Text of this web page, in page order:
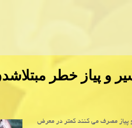
و پیاز خطر
و پیاز مصرف می كنند كمتر در معرض